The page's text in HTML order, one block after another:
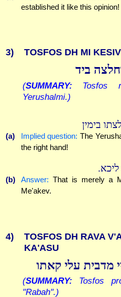
established it like this opinion!
3) TOSFOS DH MI
ביד
(SUMMARY: Tosfos
Yerushalmi.)
בימין
(a) Implied question: The
the right hand!
(b) Answer: That is merely a
Me'akev.
4)
TOSFOS DH RAVA
KA'ASU
מדבית עלי קאתו
(SUMMARY: Tosfos
"Rabah".)